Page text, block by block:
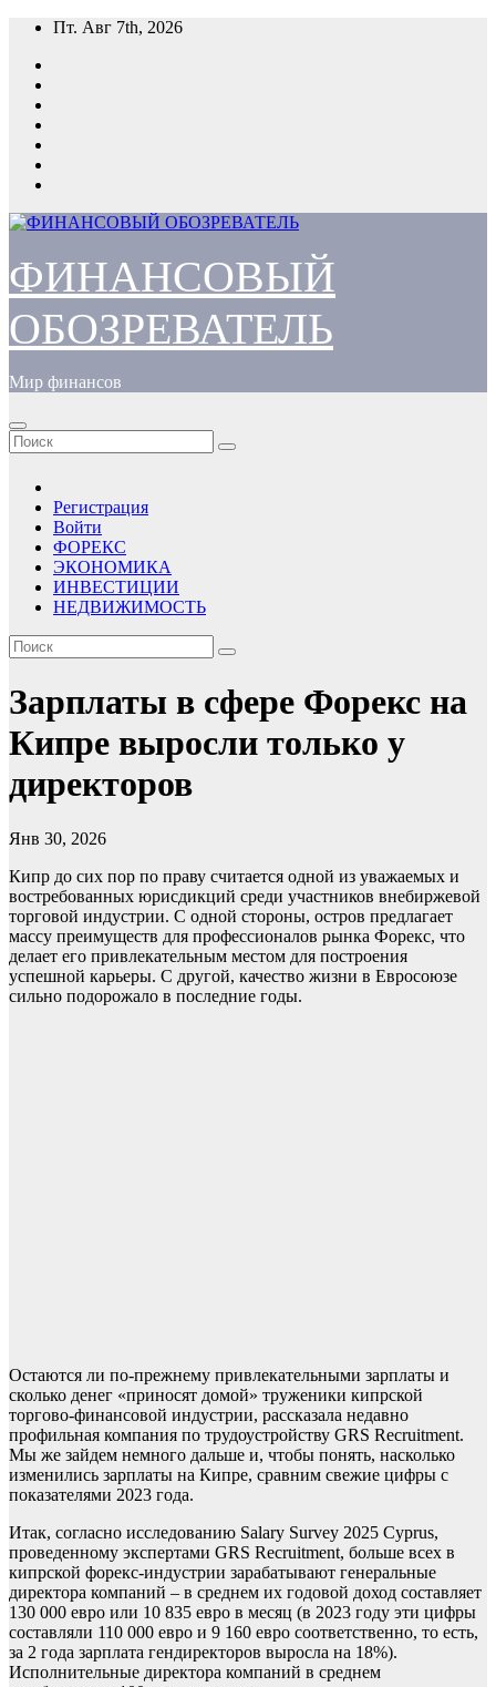
Перейти
содержимому
Пт. Авг 7th, 2026
ФИНАНСОВЫЙ
ОБОЗРЕВАТЕЛЬ
Мир финансов
Регистрация
Войти
ФОРЕКС
ЭКОНОМИКА
ИНВЕСТИЦИИ
НЕДВИЖИМОСТЬ
Зарплаты в сфере Форекс на
Кипре выросли только у
директоров
Янв 30, 2026
Кипр до сих пор по праву считается одной из уважаемых и
востребованных юрисдикций среди участников внебиржевой
торговой индустрии. С одной стороны, остров предлагает
массу преимуществ для профессионалов рынка Форекс, что
делает его привлекательным местом для построения
успешной карьеры. С другой, качество жизни в Евросоюзе
сильно подорожало в последние годы.
Остаются ли по-прежнему привлекательными зарплаты и
сколько денег «приносят домой» труженики кипрской
торгово-финансовой индустрии, рассказала недавно
профильная компания по трудоустройству GRS Recruitment.
Мы же зайдем немного дальше и, чтобы понять, насколько
изменились зарплаты на Кипре, сравним свежие цифры с
показателями 2023 года.
Итак, согласно исследованию Salary Survey 2025 Cyprus,
проведенному экспертами GRS Recruitment, больше всех в
кипрской форекс-индустрии зарабатывают генеральные
директора компаний – в среднем их годовой доход составляет
130 000 евро или 10 835 евро в месяц (в 2023 году эти цифры
составляли 110 000 евро и 9 160 евро соответственно, то есть,
за 2 года зарплата гендиректоров выросла на 18%).
Исполнительные директора компаний в среднем